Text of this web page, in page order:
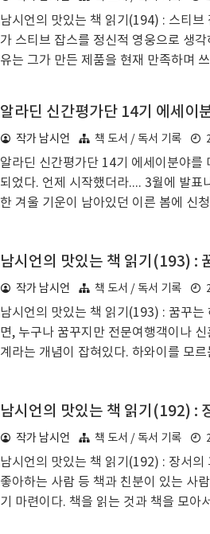
남시언의 맛있는 책 읽기(194) : 스티브
가 스티브 잡스를 정신적 영웅으로 생
유는 그가 만든 제품을 현재 만족하며
들을 휘어잡는 확실한 임팩트가 있다.
우아하다. 세상에 알려진 많은 소리들이
는 까닭은 아마도 세속적인 성공을 거
어붙이는 일관성을 보여주었기 때문이
잡스가 그런 말을 했기 때문이 아니라 '
알라딘 신간평가단 14기 에세이
작가 남시언 책 도서 / 독서 기록
알라딘 신간평가단 14기 에세이분야를
되었다. 언제 시작했더라.... 3월에 발표
한 겨울 기운이 남아있던 이른 봄에 신
발분야로 활동했었는데 지금은 자기계
었다. 이번엔 14기였는데 14기 활동에
이 분야에서 활동하게되었다. 월 2권씩
고 그것에 대해 글을 쓰는 일은 흥미롭
문 북칼럼니스트나 서평으로 먹고사는
요령도..
남시언의 맛있는 책 읽기(193) :
작가 남시언 책 도서 / 독서 기록
남시언의 맛있는 책 읽기(193) : 꿈꾸
면, 누구나 꿈꾸지만 전문여행객이나
계라는 개념이 잡혀있다. 하와이를 모
은 않은 곳으로 여겨진다.나는 얼마전
을 통해 상당한 자신감을 얻었다. 여행
력한 믿음 등. 그전까지만해도 나는 평
을 것 같은 두려움에 휩싸여있었다. 신
면 직장에서 보내주는 짧은 출장, 슬쩍
인스타그램..
남시언의 맛있는 책 읽기(192) :
작가 남시언 책 도서 / 독서 기록
남시언의 맛있는 책 읽기(192) : 장서의
좋아하는 사람 등 책과 친분이 있는 사
기 마련이다. 책을 읽는 것과 책을 모아